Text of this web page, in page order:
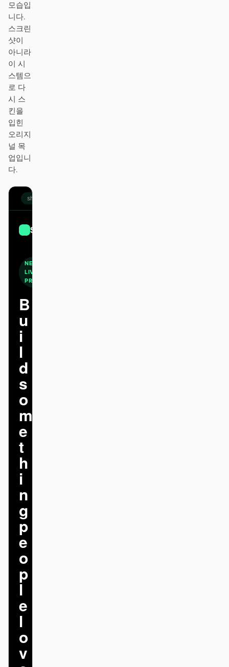
역할
솔로 빌더
도구
디자인에서 코드로
템플릿
튜토리얼
다운로드
기여자
Discord
X
모습입
니다.
스크린
샷이
아니라
이 시
스템으
로 다
시 스
킨을
입힌
오리지
널 목
업입니
다.
shopify.com
Shopify
NEW ·
LIVE
PREVIEW
B
u
i
l
d
s
o
m
e
t
h
i
n
g
p
e
o
p
l
e
l
o
v